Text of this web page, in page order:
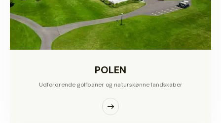
POLEN
Udfordrende golfbaner og naturskønne landskaber